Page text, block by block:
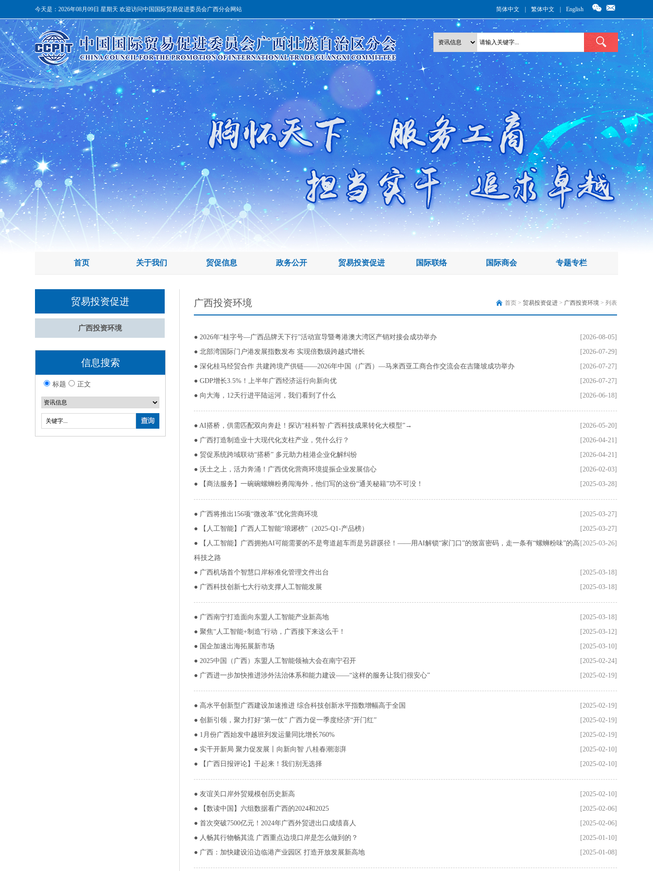
简体中文 繁体中文 English
今天是： 2026年08月09日 星期天 欢迎访问中国国际贸易促进委员会广西分会网站
首页 关于我们 贸促信息 政务公开 贸易投资促进 国际联络 国际商会 专题专栏
贸易投资促进
广西投资环境
信息搜索
标题 正文
首页 > 贸易投资促进 > 广西投资环境 > 列表
广西投资环境
[2026-08-05]
● 2026年“桂字号—广西品牌天下行”活动宣导暨粤港澳大湾区产销对接会成功举办
[2026-07-29]
● 北部湾国际门户港发展指数发布 实现倍数级跨越式增长
[2026-07-27]
● 深化桂马经贸合作 共建跨境产供链——2026年中国（广西）—马来西亚工商合作交流会在吉隆坡成功举办
[2026-07-27]
● GDP增长3.5%！上半年广西经济运行向新向优
[2026-06-18]
● 向大海，12天行进平陆运河，我们看到了什么
[2026-05-20]
● AI搭桥，供需匹配双向奔赴！探访“桂科智·广西科技成果转化大模型”→
[2026-04-21]
● 广西打造制造业十大现代化支柱产业，凭什么行？
[2026-04-21]
● 贸促系统跨域联动“搭桥” 多元助力桂港企业化解纠纷
[2026-02-03]
● 沃土之上，活力奔涌！广西优化营商环境提振企业发展信心
[2025-03-28]
● 【商法服务】一碗碗螺蛳粉勇闯海外，他们写的这份“通关秘籍”功不可没！
[2025-03-27]
● 广西将推出156项“微改革”优化营商环境
[2025-03-27]
●
【人工智能】广西人工智能“琅琊榜”（2025-Q1-产品榜）
[2025-03-26]
●
【人工智能】广西拥抱AI可能需要的不是弯道超车而是另辟蹊径！——用AI解锁“家门口”的致富密码，走一条有“螺蛳粉味”的高
科技之路
[2025-03-18]
● 广西机场首个智慧口岸标准化管理文件出台
[2025-03-18]
● 广西科技创新七大行动支撑人工智能发展
[2025-03-18]
● 广西南宁打造面向东盟人工智能产业新高地
[2025-03-12]
● 聚焦“人工智能+制造”行动，广西接下来这么干！
[2025-03-10]
● 国企加速出海拓展新市场
[2025-02-24]
● 2025中国（广西）东盟人工智能领袖大会在南宁召开
[2025-02-19]
● 广西进一步加快推进涉外法治体系和能力建设——“这样的服务让我们很安心”
[2025-02-19]
● 高水平创新型广西建设加速推进 综合科技创新水平指数增幅高于全国
[2025-02-19]
● 创新引领，聚力打好“第一仗” 广西力促一季度经济“开门红”
[2025-02-19]
● 1月份广西始发中越班列发运量同比增长760%
[2025-02-10]
● 实干开新局 聚力促发展丨向新向智 八桂春潮澎湃
[2025-02-10]
● 【广西日报评论】干起来！我们别无选择
[2025-02-10]
● 友谊关口岸外贸规模创历史新高
[2025-02-06]
●
【数读中国】六组数据看广西的2024和2025
[2025-02-06]
● 首次突破7500亿元！2024年广西外贸进出口成绩喜人
[2025-01-10]
● 人畅其行物畅其流 广西重点边境口岸是怎么做到的？
[2025-01-08]
● 广西：加快建设沿边临港产业园区 打造开放发展新高地